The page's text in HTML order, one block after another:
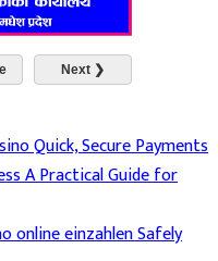
Next ❯
Quick, Secure Payments
A Practical Guide for
online einzahlen Safely